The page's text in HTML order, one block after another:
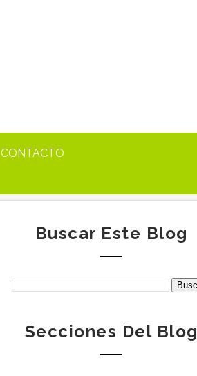
CONTACTO
Buscar Este Blog
Secciones Del Blog